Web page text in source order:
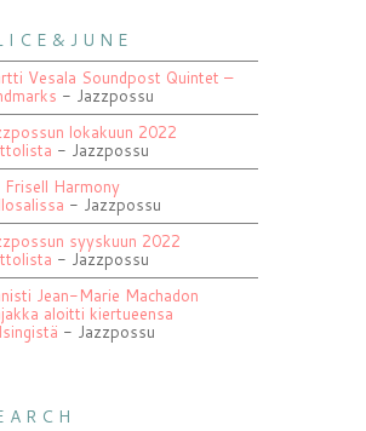
I C E & J U N E
Vesala Soundpost Quintet –
- Jazzpossu
lokakuun 2022
- Jazzpossu
Frisell Harmony
- Jazzpossu
syyskuun 2022
- Jazzpossu
Jean-Marie Machadon
aloitti kiertueensa
- Jazzpossu
A R C H